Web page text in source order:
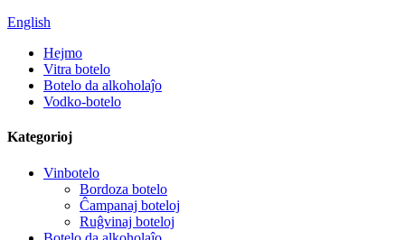
English
Hejmo
Vitra botelo
Botelo da alkoholaĵo
Vodko-botelo
Kategorioj
Vinbotelo
Bordoza botelo
Ĉampanaj boteloj
Ruĝvinaj boteloj